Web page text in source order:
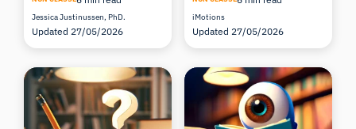
Jessica Justinussen, PhD.
Updated 27/05/2026
iMotions
Updated 27/05/2026